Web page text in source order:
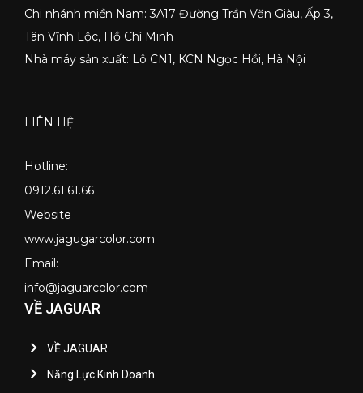
Chi nhánh miền Nam: 3A17 Đường Trần Văn Giàu, Ấp 3,
Tân Vĩnh Lộc, Hồ Chí Minh
Nhà máy sản xuất: Lô CN1, KCN Ngọc Hồi, Hà Nội
LIÊN HỆ
Hotline:
0912.61.61.66
Website
www.jagugarcolor.com
Email:
info@jaguarcolor.com
VỀ JAGUAR
VỀ JAGUAR
Năng Lực Kinh Doanh